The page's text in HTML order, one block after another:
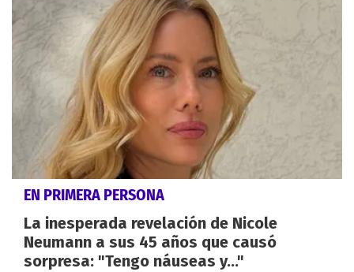
EN PRIMERA PERSONA
La inesperada revelación de Nicole
Neumann a sus 45 años que causó
sorpresa: "Tengo náuseas y..."